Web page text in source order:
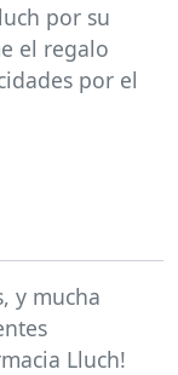
por su
el regalo
por el
y mucha
Lluch!